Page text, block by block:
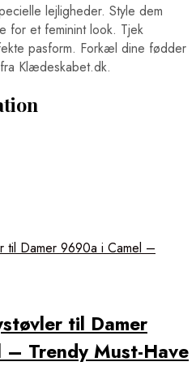
lejligheder. Style dem
for et feminint look. Tjek
pasform. Forkæl dine fødder
Klædeskabet.dk.
til Damer
Trendy Must-Have